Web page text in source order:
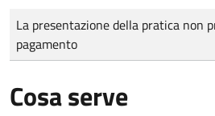
Tipo di pagamento
Importo
La presentazione della pratica non
pagamento
Cosa serve